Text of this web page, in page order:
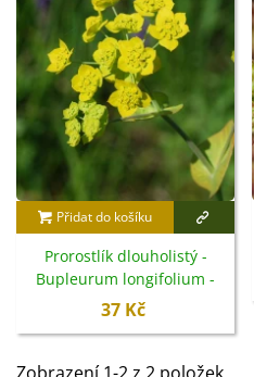
Přidat do košíku
Prorostlík dlouholistý -
Bupleurum longifolium -
semena - 60 ks
37 Kč